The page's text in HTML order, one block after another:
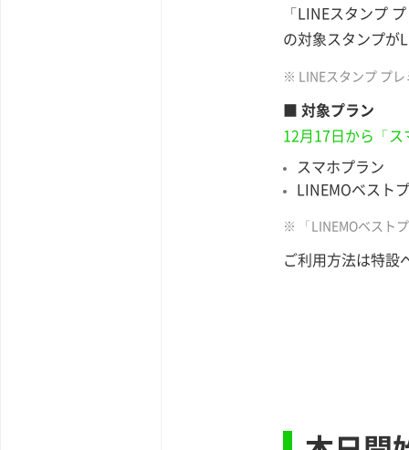
「LINEスタンプ
の対象スタンプが
※ LINEスタンプ プ
■ 対象プラン
12月17日から「
スマホプラン
LINEMOベスト
※ 「LINEMOベスト
ご利用方法は特設